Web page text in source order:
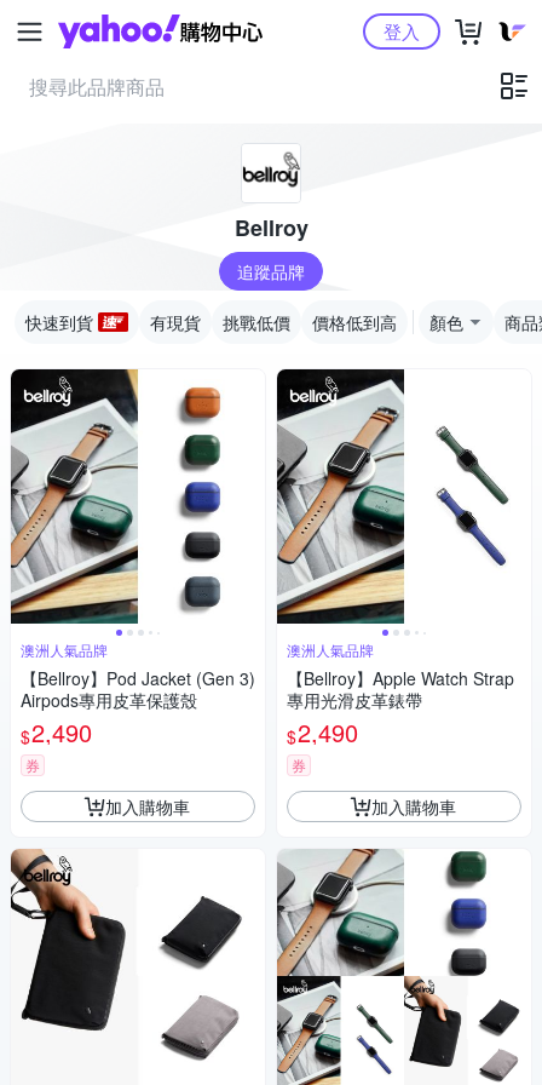
Yahoo購物中心登入
Bellroy
追蹤品牌
快速到貨 有現貨 挑戰低價 價格低到高 顏色 商
澳洲人氣品牌
【Bellroy】Pod Jacket (Gen 3)
Airpods專用皮革保護殼
$2,490
券
加入購物車
澳洲人氣品牌
【Bellroy】Apple Watch Strap
專用光滑皮革錶帶
$2,490
券
加入購物車